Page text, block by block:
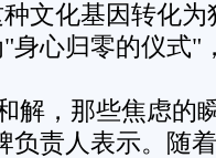
文化基因转化
心归零的仪式"
解，那些焦虑的
负责人表示。随